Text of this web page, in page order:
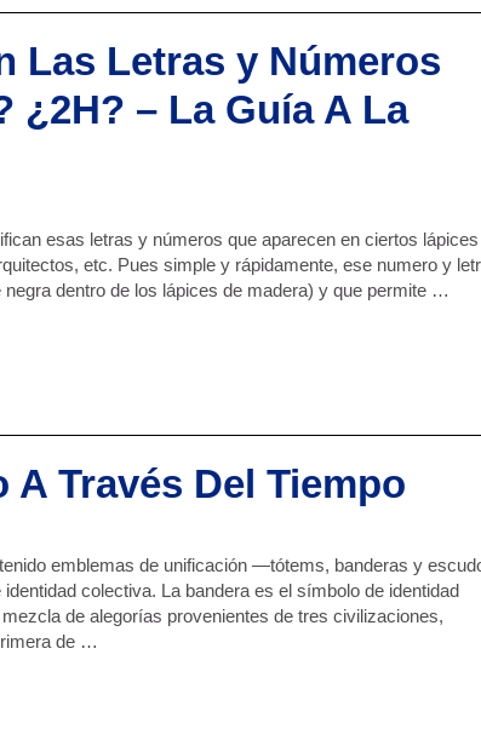
Las Letras y Números
¿2H? – La Guía A La
esas letras y números que aparecen en ciertos lápices
etc. Pues simple y rápidamente, ese numero y
dentro de los lápices de madera) y que permite …
A Través Del Tiempo
emblemas de unificación —tótems, banderas y
colectiva. La bandera es el símbolo de identidad
de alegorías provenientes de tres civilizaciones,
de …